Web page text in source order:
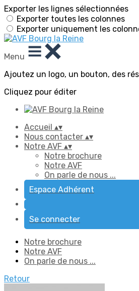
Exporter les lignes sélectionnées
Exporter toutes les colonnes
Exporter uniquement les
Menu
Ajoutez un logo, un bouton, des
Cliquez pour éditer
Accueil ▴▾
Nous contacter ▴▾
Notre AVF ▴▾
Notre brochure
Notre AVF
On parle de nous ...
Espace Adhérent
Se connecter
Notre brochure
Notre AVF
On parle de nous ...
Retour